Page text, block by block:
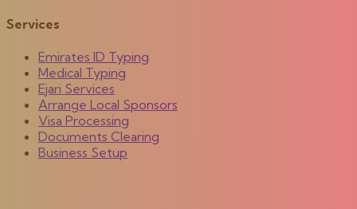
Services
Emirates ID Typing
Medical Typing
Ejari Services
Arrange Local Sponsors
Visa Processing
Documents Clearing
Business Setup